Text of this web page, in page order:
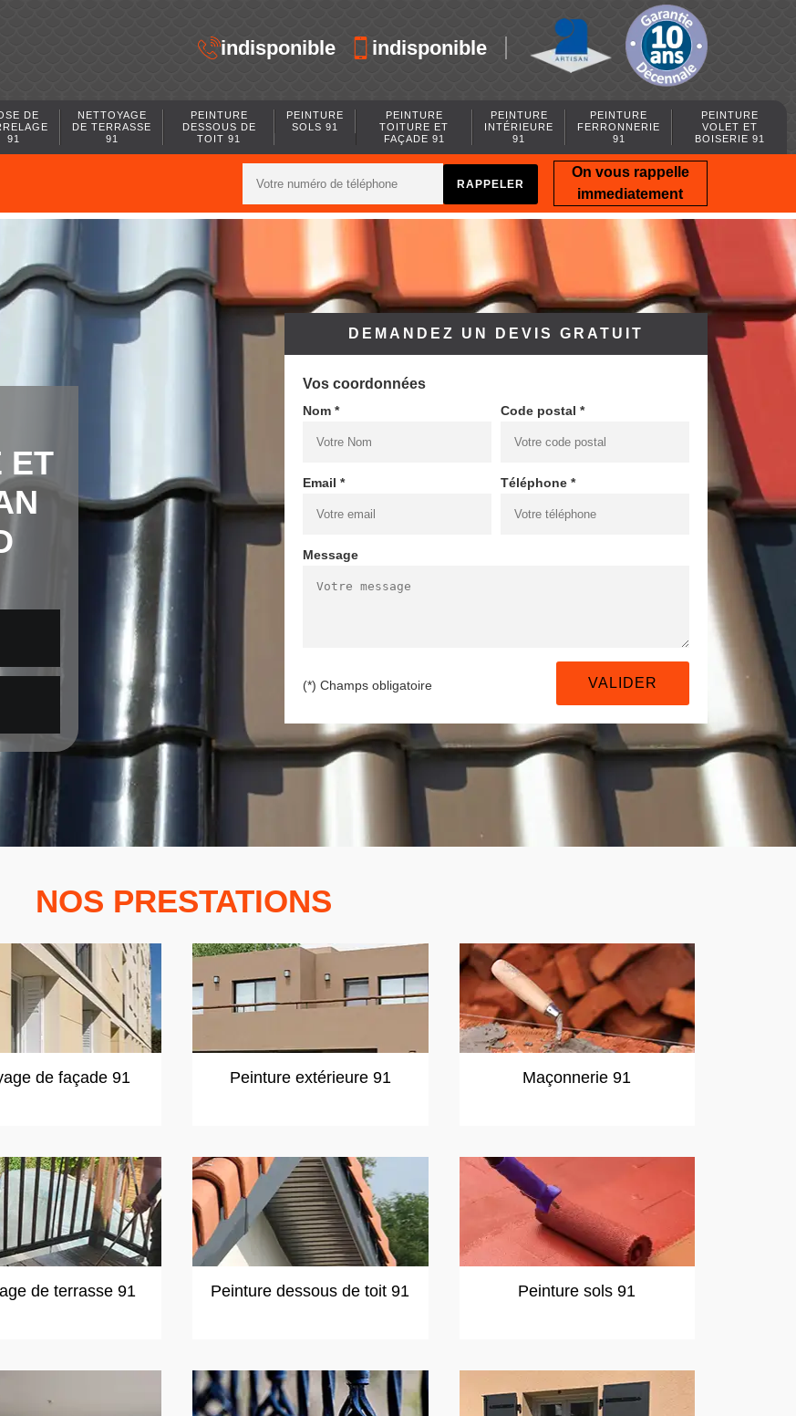
indisponible indisponible
DE
91
NETTOYAGE
DE TERRASSE
91
PEINTURE
DESSOUS DE
TOIT 91
PEINTURE
SOLS 91
PEINTURE
TOITURE ET
FAÇADE 91
PEINTURE
INTÉRIEURE
91
PEINTURE
FERRONNERIE
91
PEINTURE
VOLET ET
BOISERIE 91
On vous rappelle
immediatement
ET
DEMANDEZ UN DEVIS GRATUIT
Vos coordonnées
Nom * Code postal *
Email * Téléphone *
Message
(*) Champs obligatoire
NOS PRESTATIONS
de façade 91 Peinture extérieure 91 Maçonnerie 91
de terrasse 91 Peinture dessous de toit 91 Peinture sols 91